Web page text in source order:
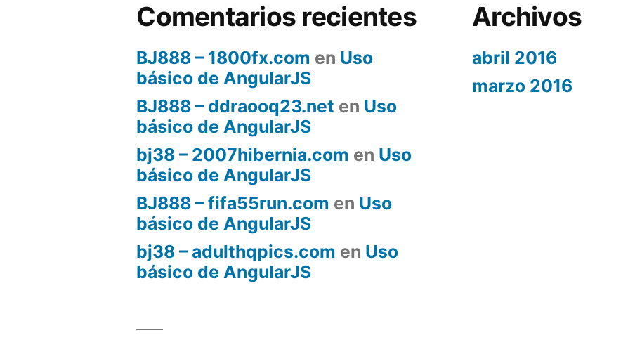
Comentarios recientes
BJ888 – 1800fx.com en Uso
básico de AngularJS
BJ888 – ddraooq23.net en Uso
básico de AngularJS
bj38 – 2007hibernia.com en Uso
básico de AngularJS
BJ888 – fifa55run.com en Uso
básico de AngularJS
bj38 – adulthqpics.com en Uso
básico de AngularJS
Archivos
abril 2016
marzo 2016